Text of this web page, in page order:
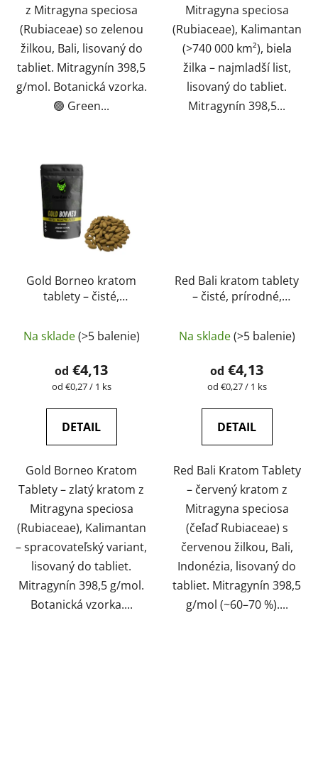
z Mitragyna speciosa
(Rubiaceae) so zelenou
žilkou, Bali, lisovaný do
tabliet. Mitragynín 398,5
g/mol. Botanická vzorka.
🟢 Green...
Mitragyna speciosa
(Rubiaceae), Kalimantan
(>740 000 km²), biela
žilka – najmladší list,
lisovaný do tabliet.
Mitragynín 398,5...
Gold Borneo kratom
tablety – čisté,
testované |
GreenGuru
Na sklade(>5 balenie)
od €4,13
Jednotková
od €0,27 / 1 ks
DETAIL
Gold Borneo Kratom
Tablety – zlatý kratom z
Mitragyna speciosa
(Rubiaceae), Kalimantan
– spracovateľský variant,
lisovaný do tabliet.
Mitragynín 398,5 g/mol.
Botanická vzorka....
Red Bali kratom tablety
– čisté, prírodné,
| GreenGuru
Na sklade(>5 balenie)
od €4,13
Jednotková
od €0,27 / 1 ks
DETAIL
Red Bali Kratom Tablety
– červený kratom z
Mitragyna speciosa
(čeľaď Rubiaceae) s
červenou žilkou, Bali,
Indonézia, lisovaný do
tabliet. Mitragynín 398,5
g/mol (~60–70 %)....